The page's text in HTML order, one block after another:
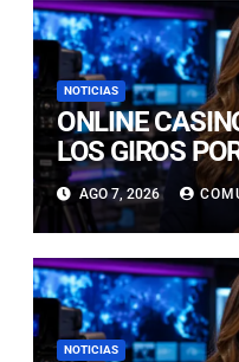
NOTICIAS
ONLINE
LOS GIROS
REALMENTE
AGO 7, 2026
NOTICIAS